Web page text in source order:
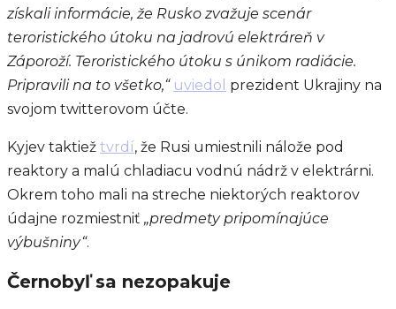
získali informácie, že Rusko zvažuje scenár
teroristického útoku na jadrovú elektráreň v
Záporoží. Teroristického útoku s únikom radiácie.
Pripravili na to všetko,“ uviedol prezident Ukrajiny na
svojom twitterovom účte.
Kyjev taktiež tvrdí, že Rusi umiestnili nálože pod
reaktory a malú chladiacu vodnú nádrž v elektrárni.
Okrem toho mali na streche niektorých reaktorov
údajne rozmiestniť „predmety pripomínajúce
výbušniny“.
Černobyľ sa nezopakuje